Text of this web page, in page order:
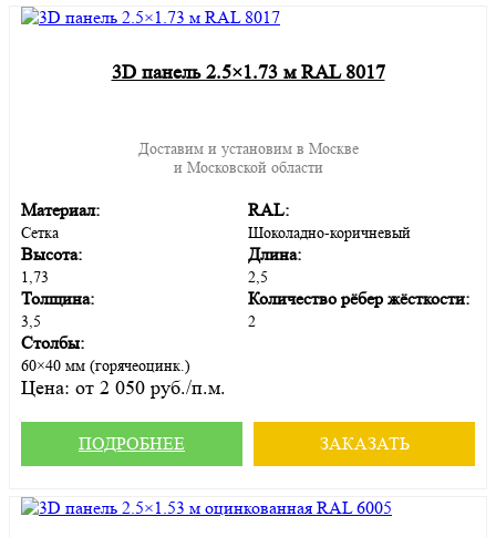
3D панель 2.5×1.73 м RAL 8017
Доставим и установим в Москве
и Московской области
Материал:
Сетка
RAL:
Шоколадно-коричневый
Высота:
1,73
Длина:
2,5
Толщина:
3,5
Количество рёбер жёсткости:
2
Столбы:
60×40 мм (горячеоцинк.)
Цена: от 2 050 руб./п.м.
ПОДРОБНЕЕ ЗАКАЗАТЬ